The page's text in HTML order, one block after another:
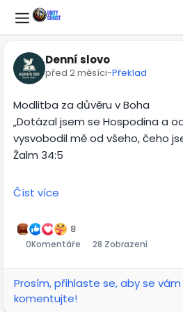
Denní slovo
před 2 měsíci-Překlad
Modlitba za důvěru v Boha
„Dotázal jsem se Hospodina a
vysvobodil mě od všeho, čeho
Žalm 34:5
Otče, přicházím k tobě se vším,
co o mně říkají obavy, okolnosti
věřit tomu, co o mně říká tvé
Odmítám myšlenky
ze ztráty. Věřím, že tvůj záměr
Číst více
8
0Komentáře 28 Zobrazení
Prosím, přihlaste se, aby se
komentujte!